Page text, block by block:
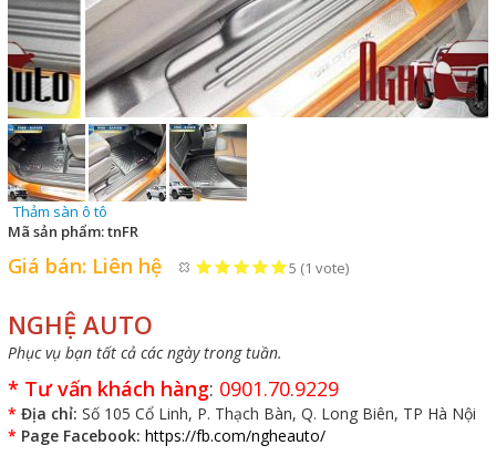
Thảm sàn ô tô
Mã sản phẩm:tnFR
Giá bán: Liên hệ 5 (1 vote)
NGHỆ AUTO
Phục vụ bạn tất cả các ngày trong tuần.
* Tư vấn khách hàng: 0901.70.9229
* Địa chỉ: Số 105 Cổ Linh, P. Thạch Bàn, Q. Long Biên, TP Hà Nội
* Page Facebook: https://fb.com/ngheauto/